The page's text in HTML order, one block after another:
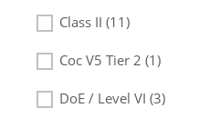
Class II (11)
Coc V5 Tier 2 (1)
DoE / Level VI (3)